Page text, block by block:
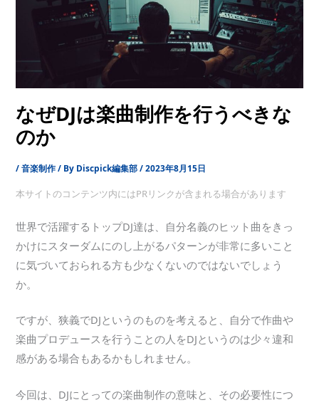
なぜDJは楽曲制作を行うべきな
のか
/音楽制作/ By Discpick編集部/2023年8月15日
本サイトのコンテンツ内にはPRリンクが含まれる場合があります
世界で活躍するトップDJ達は、自分名義のヒット曲をきっ
かけにスターダムにのし上がるパターンが非常に多いこと
に気づいておられる方も少なくないのではないでしょう
か。
ですが、狭義でDJというのものを考えると、自分で作曲や
楽曲プロデュースを行うことの人をDJというのは少々違和
感がある場合もあるかもしれません。
今回は、DJにとっての楽曲制作の意味と、その必要性につ